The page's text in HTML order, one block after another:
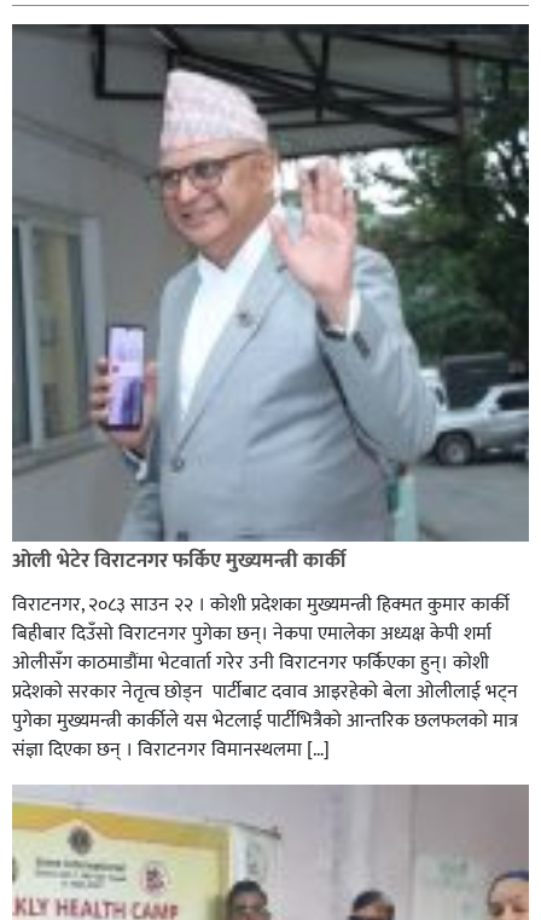
ओली भेटेर विराटनगर फर्किए मुख्यमन्त्री कार्की
विराटनगर, २०८३ साउन २२ । कोशी प्रदेशका मुख्यमन्त्री हिक्मत कुमार कार्की
बिहीबार दिउँसो विराटनगर पुगेका छन्। नेकपा एमालेका अध्यक्ष केपी शर्मा
ओलीसँग काठमाडौंमा भेटवार्ता गरेर उनी विराटनगर फर्किएका हुन्। काेशी
प्रदेशकाे सरकार नेतृत्व छाेड्न पार्टीबाट दवाव आइरहेकाे बेला ओलीलाई भट्न
पुगेका मुख्यमन्त्री कार्कीले यस भेटलाई पार्टीभित्रैको आन्तरिक छलफलकाे मात्र
संज्ञा दिएका छन् । विराटनगर विमानस्थलमा […]